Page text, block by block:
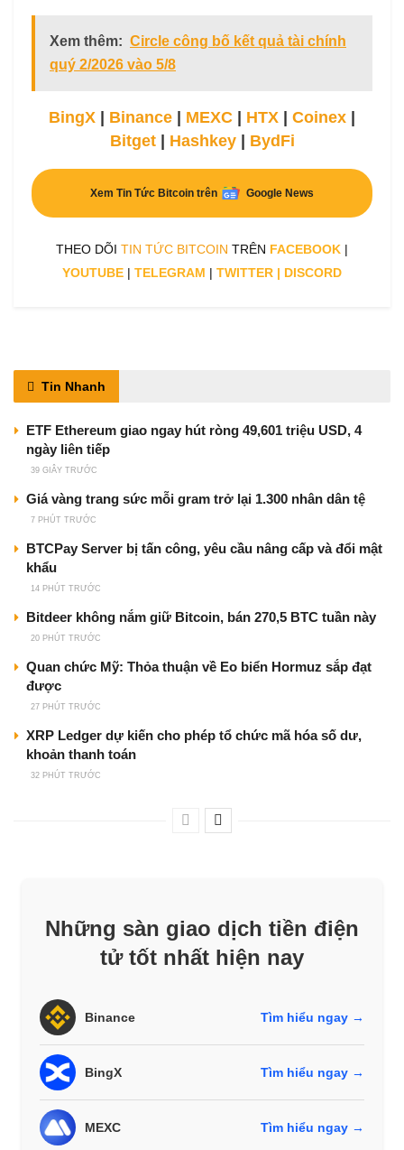
Xem thêm: Circle công bố kết quả tài chính
quý 2/2026 vào 5/8
BingX | Binance | MEXC | HTX | Coinex |
Bitget| Hashkey| BydFi
Xem Tin Tức Bitcoin trên Google News
THEO DÕI TIN TỨC BITCOIN TRÊN FACEBOOK |
YOUTUBE | TELEGRAM | TWITTER | DISCORD
Tin Nhanh
ETF Ethereum giao ngay hút ròng 49,601 triệu USD, 4
ngày liên tiếp
39 GIÂY TRƯỚC
Giá vàng trang sức mỗi gram trở lại 1.300 nhân dân tệ
7 PHÚT TRƯỚC
BTCPay Server bị tấn công, yêu cầu nâng cấp và đổi mật
khẩu
14 PHÚT TRƯỚC
Bitdeer không nắm giữ Bitcoin, bán 270,5 BTC tuần này
20 PHÚT TRƯỚC
Quan chức Mỹ: Thỏa thuận về Eo biển Hormuz sắp đạt
được
27 PHÚT TRƯỚC
XRP Ledger dự kiến cho phép tổ chức mã hóa số dư,
khoản thanh toán
32 PHÚT TRƯỚC
Những sàn giao dịch tiền điện
tử tốt nhất hiện nay
Binance Tìm hiểu ngay →
BingX Tìm hiểu ngay →
MEXC Tìm hiểu ngay →